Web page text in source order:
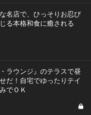
名店で、ひっそりお忍び
る本格和食に癒される
ラウンジ』のテラスで昼
だ！自宅でゆったりテイ
でＯＫ